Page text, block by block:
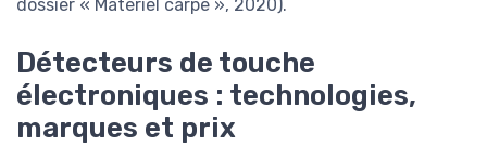
dossier « Matériel carpe », 2020).
Détecteurs de touche
électroniques : technologies,
marques et prix